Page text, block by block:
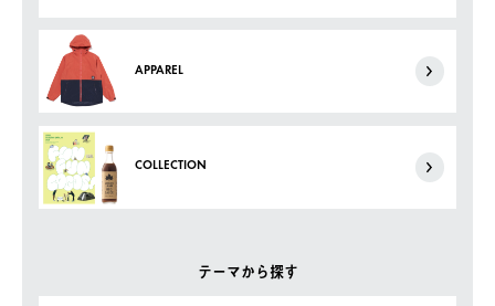
APPAREL
COLLECTION
テーマから探す